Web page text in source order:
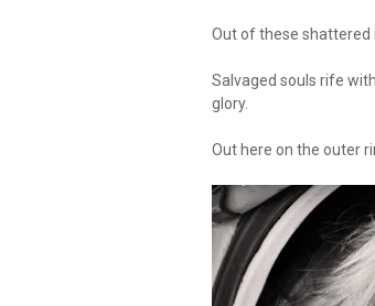
Out of these shattered
Salvaged souls rife
glory.
Out here on the outer